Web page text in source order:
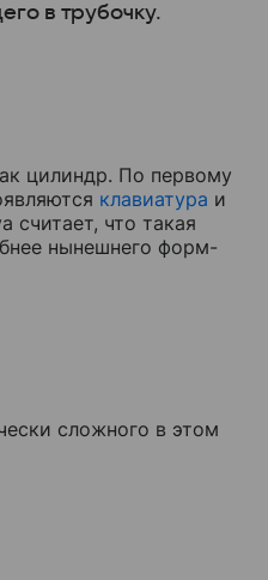
в трубочку.
цилиндр. По первому
клавиатура и
считает, что такая
нынешнего форм-
сложного в этом